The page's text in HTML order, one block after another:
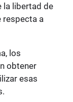
la libertad de
respecta a
los
obtener
esas